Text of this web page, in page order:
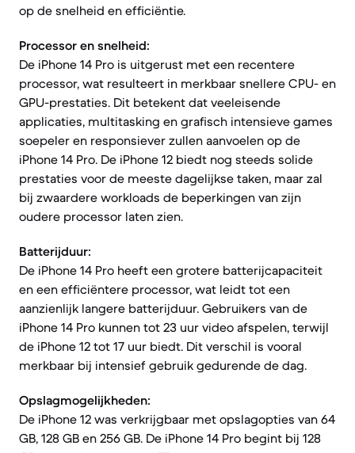
op de snelheid en efficiëntie.
Processor en snelheid:
De iPhone 14 Pro is uitgerust met een recentere
processor, wat resulteert in merkbaar snellere CPU- en
GPU-prestaties. Dit betekent dat veeleisende
applicaties, multitasking en grafisch intensieve games
soepeler en responsiever zullen aanvoelen op de
iPhone 14 Pro. De iPhone 12 biedt nog steeds solide
prestaties voor de meeste dagelijkse taken, maar zal
bij zwaardere workloads de beperkingen van zijn
oudere processor laten zien.
Batterijduur:
De iPhone 14 Pro heeft een grotere batterijcapaciteit
en een efficiëntere processor, wat leidt tot een
aanzienlijk langere batterijduur. Gebruikers van de
iPhone 14 Pro kunnen tot 23 uur video afspelen, terwijl
de iPhone 12 tot 17 uur biedt. Dit verschil is vooral
merkbaar bij intensief gebruik gedurende de dag.
Opslagmogelijkheden:
De iPhone 12 was verkrijgbaar met opslagopties van 64
GB, 128 GB en 256 GB. De iPhone 14 Pro begint bij 128